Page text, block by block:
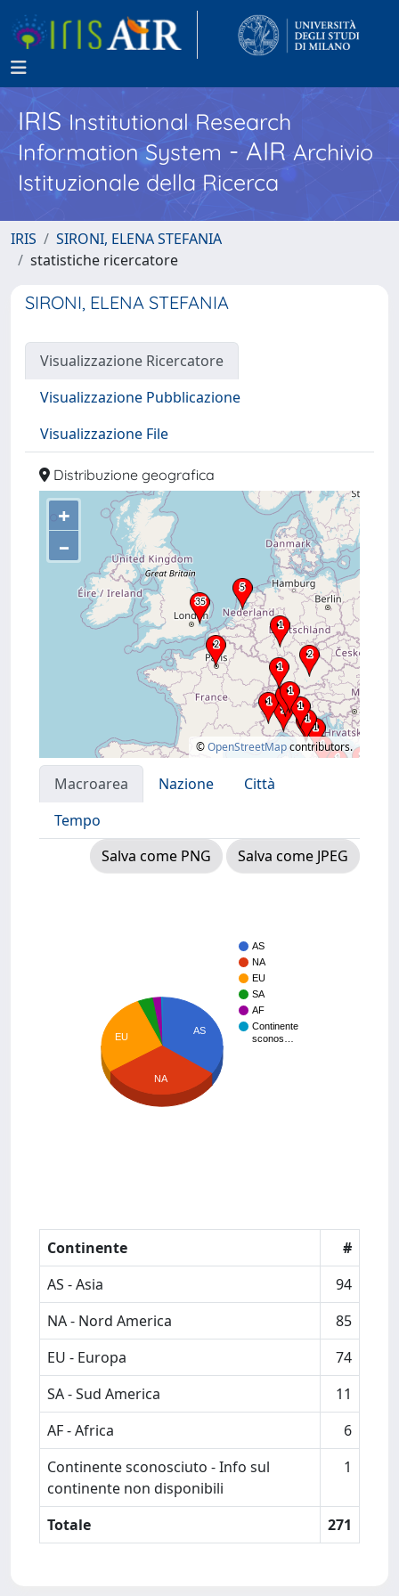
IRISInstitutional Research
Information System - AIR Archivio
Istituzionale della Ricerca
IRIS
SIRONI, ELENA STEFANIA
statistiche ricercatore
SIRONI, ELENA STEFANIA
Visualizzazione Ricercatore
Visualizzazione Pubblicazione
Visualizzazione File
Distribuzione geografica
+
–
©OpenStreetMapcontributors.
Macroarea Nazione
Città
Tempo
Salva come PNG
Salva come JPEG
AS
NA
EU
SA
AF
Continente
sconos…
AS
EU
NA
Continente
#
AS - Asia
94
NA - Nord America
85
EU - Europa
74
SA - Sud America
11
AF - Africa
6
Continente sconosciuto - Info sul
continente non disponibili
1
Totale 271